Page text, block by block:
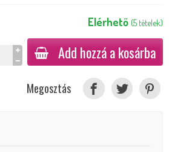
Elérhető (5 tételek)
Add hozzá a kosárba
Megosztás